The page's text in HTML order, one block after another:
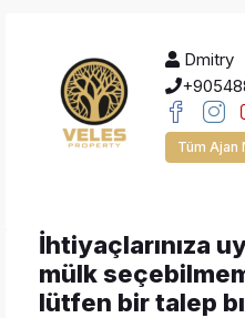
Dmitry
Tüm Ajan
İhtiyaçlarınıza
mülk
lütfen bir talep